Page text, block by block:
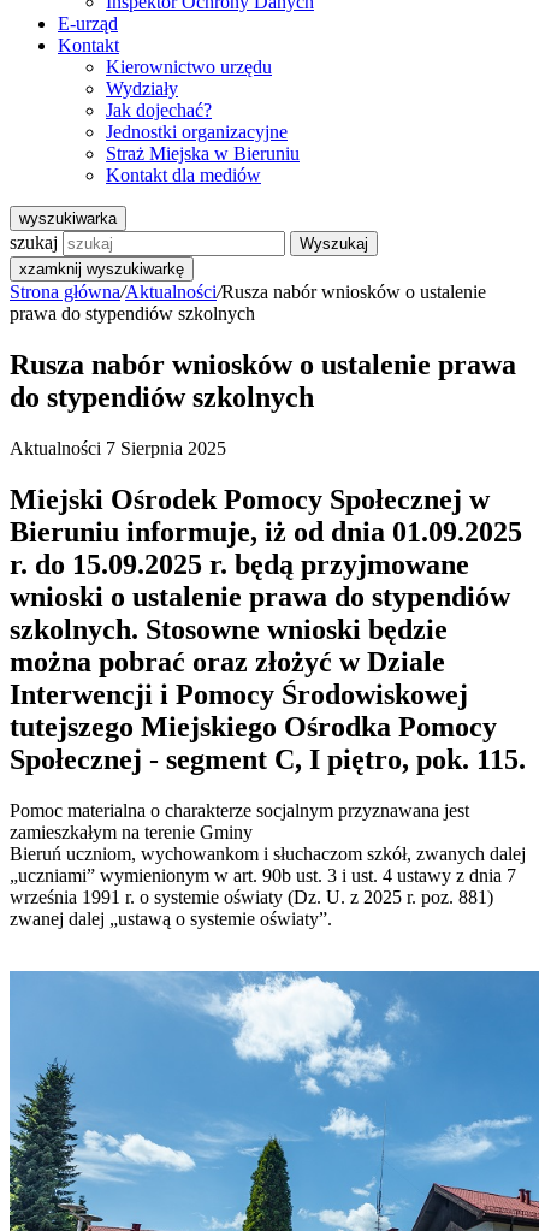
E-urząd
Kontakt
Kierownictwo urzędu
Wydziały
Jak dojechać?
Jednostki organizacyjne
Straż Miejska w Bieruniu
Kontakt dla mediów
wyszukiwarka
szukaj
Wyszukaj
xzamknij wyszukiwarkę
Strona główna/Aktualności/Rusza nabór wniosków o ustalenie
prawa do stypendiów szkolnych
Rusza nabór wniosków o ustalenie prawa
do stypendiów szkolnych
Aktualności 7 Sierpnia 2025
Miejski Ośrodek Pomocy Społecznej w
Bieruniu informuje, iż od dnia 01.09.2025
r. do 15.09.2025 r. będą przyjmowane
wnioski o ustalenie prawa do stypendiów
szkolnych. Stosowne wnioski będzie
można pobrać oraz złożyć w Dziale
Interwencji i Pomocy Środowiskowej
tutejszego Miejskiego Ośrodka Pomocy
Społecznej - segment C, I piętro, pok. 115.
Pomoc materialna o charakterze socjalnym przyznawana jest
zamieszkałym na terenie Gminy
Bieruń uczniom, wychowankom i słuchaczom szkół, zwanych dalej
„uczniami” wymienionym w art. 90b ust. 3 i ust. 4 ustawy z dnia 7
września 1991 r. o systemie oświaty (Dz. U. z 2025 r. poz. 881)
zwanej dalej „ustawą o systemie oświaty”.